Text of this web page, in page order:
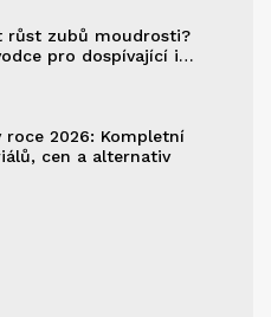
růst zubů moudrosti?
pro dospívající i
roce 2026: Kompletní
cen a alternativ